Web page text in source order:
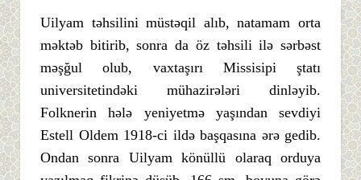
Uilyam təhsilini müstəqil alıb, natamam orta
məktəb bitirib, sonra da öz təhsili ilə sərbəst
məşğul olub, vaxtaşırı Missisipi ştatı
universitetindəki mühazirələri dinləyib.
Folknerin hələ yeniyetmə yaşından sevdiyi
Estell Oldem 1918-ci ildə başqasına ərə gedib.
Ondan sonra Uilyam könüllü olaraq orduya